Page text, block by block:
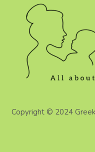
Copyright © 2024